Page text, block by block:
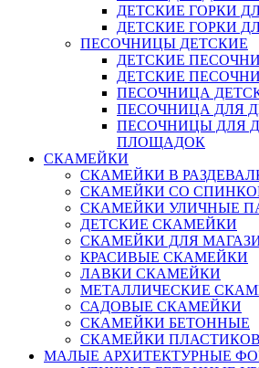
ДЕТСКИЕ ГОРКИ
ДЕТСКИЕ ГОРКИ
ПЕСОЧНИЦЫ ДЕТСКИЕ
ДЕТСКИЕ
ДЕТСКИЕ
ПЕСОЧНИЦА
ПЕСОЧНИЦА ДЛЯ
ПЕСОЧНИЦЫ ДЛЯ
ПЛОЩАДОК
СКАМЕЙКИ
СКАМЕЙКИ В
СКАМЕЙКИ СО
СКАМЕЙКИ УЛИЧНЫЕ
ДЕТСКИЕ СКАМЕЙКИ
СКАМЕЙКИ ДЛЯ
КРАСИВЫЕ СКАМЕЙКИ
ЛАВКИ СКАМЕЙКИ
МЕТАЛЛИЧЕСКИЕ
САДОВЫЕ СКАМЕЙКИ
СКАМЕЙКИ БЕТОННЫЕ
СКАМЕЙКИ
МАЛЫЕ АРХИТЕКТУРНЫЕ